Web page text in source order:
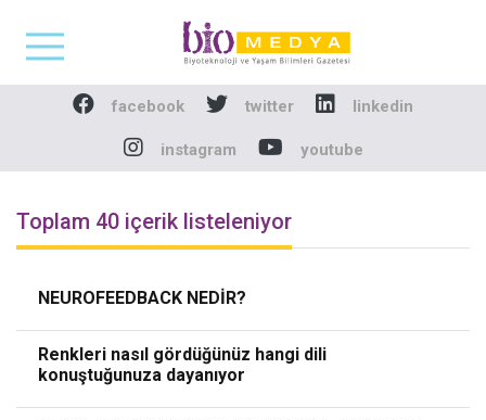
Biomedya -
facebook twitter linkedin
instagram youtube
Toplam 40 içerik listeleniyor
NEUROFEEDBACK NEDİR?
Renkleri nasıl gördüğünüz hangi dili
konuştuğunuza dayanıyor